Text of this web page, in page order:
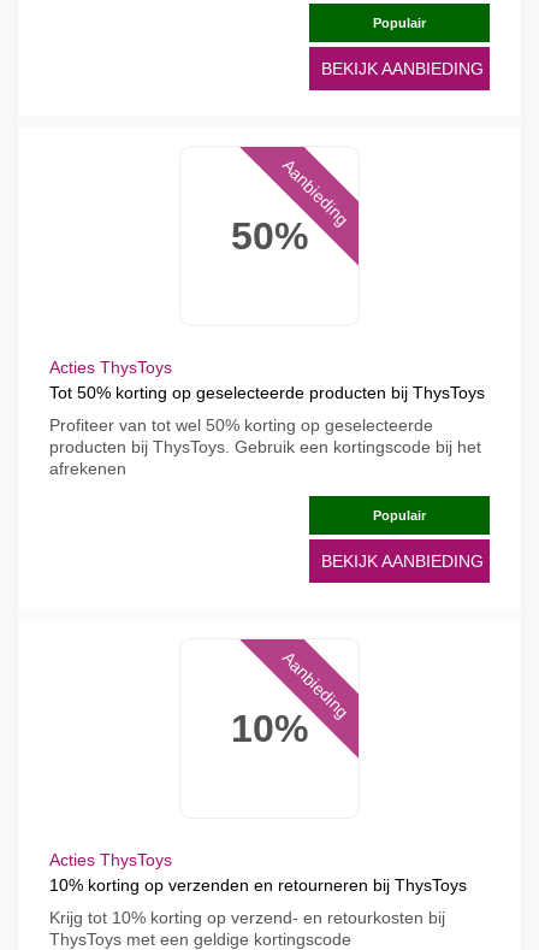
Populair
BEKIJK AANBIEDING
50%
Aanbieding
Acties ThysToys
Tot 50% korting op geselecteerde producten bij ThysToys
Profiteer van tot wel 50% korting op geselecteerde
producten bij ThysToys. Gebruik een kortingscode bij het
afrekenen
Populair
BEKIJK AANBIEDING
10%
Aanbieding
Acties ThysToys
10% korting op verzenden en retourneren bij ThysToys
Krijg tot 10% korting op verzend- en retourkosten bij
ThysToys met een geldige kortingscode